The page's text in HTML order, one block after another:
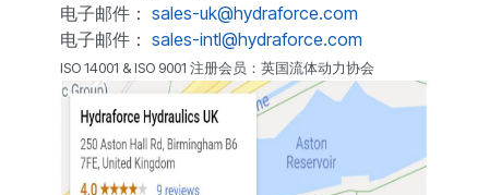
电子邮件： sales-uk@hydraforce.com
电子邮件： sales-intl@hydraforce.com
ISO 14001 & ISO 9001 注册会员：英国流体动力协会